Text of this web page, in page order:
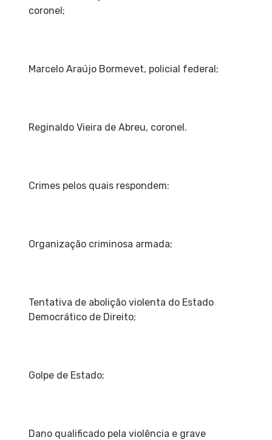
coronel;
Marcelo Araújo Bormevet, policial federal;
Reginaldo Vieira de Abreu, coronel.
Crimes pelos quais respondem:
Organização criminosa armada;
Tentativa de abolição violenta do Estado
Democrático de Direito;
Golpe de Estado;
Dano qualificado pela violência e grave